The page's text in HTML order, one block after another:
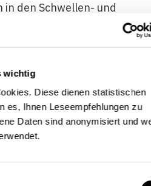
wichtig
Diese dienen statistischen
es, Ihnen Leseempfehlungen zu
Daten sind anonymisiert und
den Schwellen- und
können (z. B.
die durch
(Seco) leistet in
Jahren einen
Beitrag an das
der Weltbank-
und